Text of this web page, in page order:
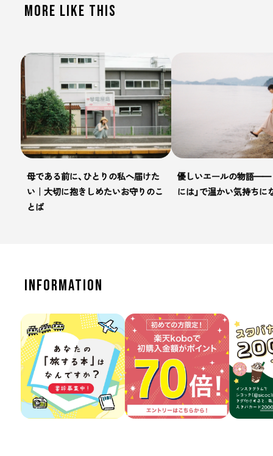
More Like This
母である前に、ひとりの私へ届けた
い｜大切に抱きしめたいお守りのこ
とば
優しいエールの物語——
には」で温かい気持ちに
INFORMATION